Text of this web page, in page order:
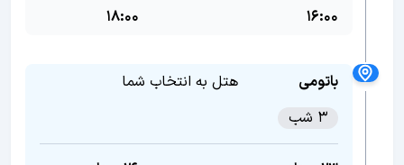
16:00
18:00
باتومی
هتل به انتخاب شما
3 شب